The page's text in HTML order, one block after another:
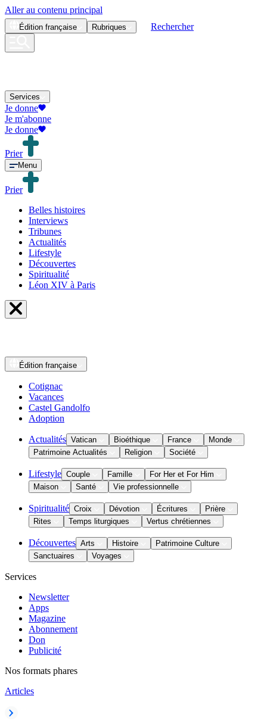
Aller au contenu principal
Édition française Rubriques Rechercher
Services
Je donne
Je m'abonne
Je donne
Prier
Menu
Prier
Belles histoires
Interviews
Tribunes
Actualités
Lifestyle
Découvertes
Spiritualité
Léon XIV à Paris
Édition française
Cotignac
Vacances
Castel Gandolfo
Adoption
Actualités Vatican Bioéthique France
Monde
Patrimoine Actualités
Religion Société
Lifestyle Couple Famille
For Her et For Him
Maison
Santé Vie professionnelle
Spiritualité Croix Dévotion Écritures
Prière
Rites
Temps liturgiques Vertus chrétiennes
Découvertes Arts Histoire
Patrimoine Culture
Sanctuaires
Voyages
Services
Newsletter
Apps
Magazine
Abonnement
Don
Publicité
Nos formats phares
Articles